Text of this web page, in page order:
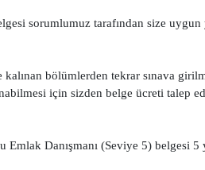
sorumlumuz tarafından size uygun
kalınan bölümlerden tekrar sınava
için sizden belge ücreti talep
Danışmanı (Seviye 5) belgesi 5